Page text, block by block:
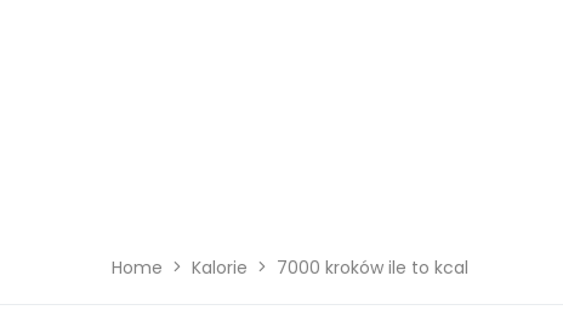
Home Kalorie 7000 kroków ile to kcal